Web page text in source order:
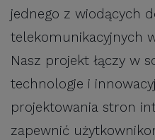
jednego z wiodących
telekomunikacyjnych
Nasz projekt łączy w
technologie i
projektowania stron
zapewnić